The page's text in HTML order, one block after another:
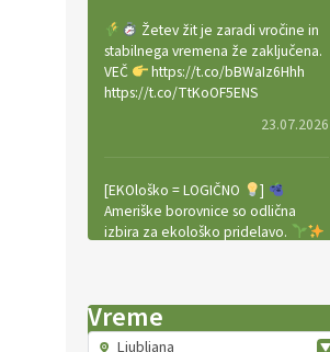
Žetev žit je zaradi vročine in
stabilnega vremena že zaključena.
VEČ
https://t.co/bBWaIz6Hhh
https://t.co/TtKoOF5ENS
23.07.2026
[EKOloško = LOGIČNO
]
Ameriške borovnice so odlična
izbira za ekološko pridelavo.
22.07.2026
Vreme
Ljubljana